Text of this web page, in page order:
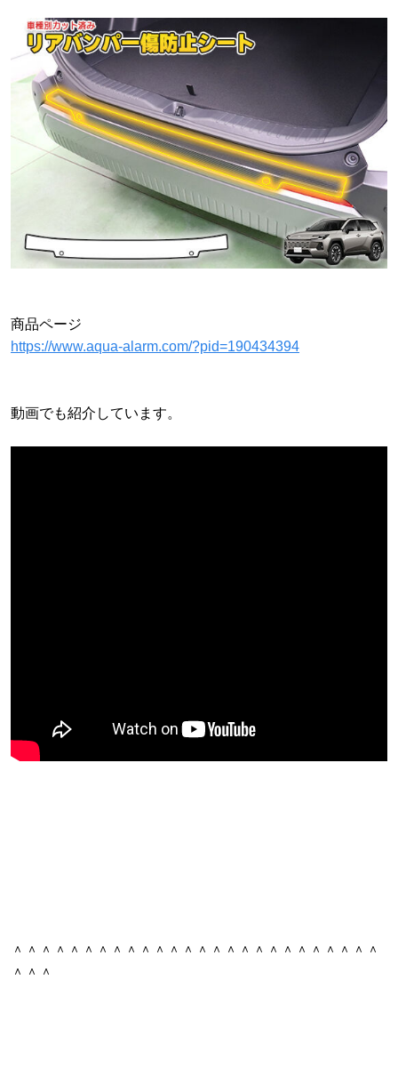
商品ページ
https://www.aqua-alarm.com/?pid=190434394
動画でも紹介しています。
＾＾＾＾＾＾＾＾＾＾＾＾＾＾＾＾＾＾＾＾＾＾＾＾＾＾
＾＾＾